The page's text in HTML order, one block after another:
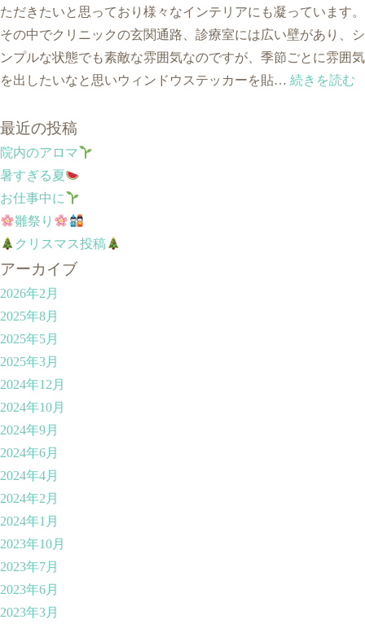
ただきたいと思っており様々なインテリアにも凝っています。
その中でクリニックの玄関通路、診療室には広い壁があり、シ
ンプルな状態でも素敵な雰囲気なのですが、季節ごとに雰囲気
を出したいなと思いウィンドウステッカーを貼… 続きを読む
最近の投稿
院内のアロマ
暑すぎる夏
お仕事中に
雛祭り
クリスマス投稿
アーカイブ
2026年2月
2025年8月
2025年5月
2025年3月
2024年12月
2024年10月
2024年9月
2024年6月
2024年4月
2024年2月
2024年1月
2023年10月
2023年7月
2023年6月
2023年3月